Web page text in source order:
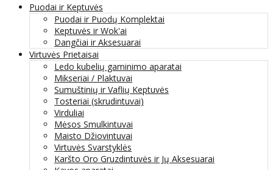
Puodai ir Keptuvės
Puodai ir Puodų Komplektai
Keptuvės ir Wok'ai
Dangčiai ir Aksesuarai
Virtuvės Prietaisai
Ledo kubelių gaminimo aparatai
Mikseriai / Plaktuvai
Sumuštinių ir Vaflių Keptuvės
Tosteriai (skrudintuvai)
Virduliai
Mėsos Smulkintuvai
Maisto Džiovintuvai
Virtuvės Svarstyklės
Karšto Oro Gruzdintuvės ir Jų Aksesuarai